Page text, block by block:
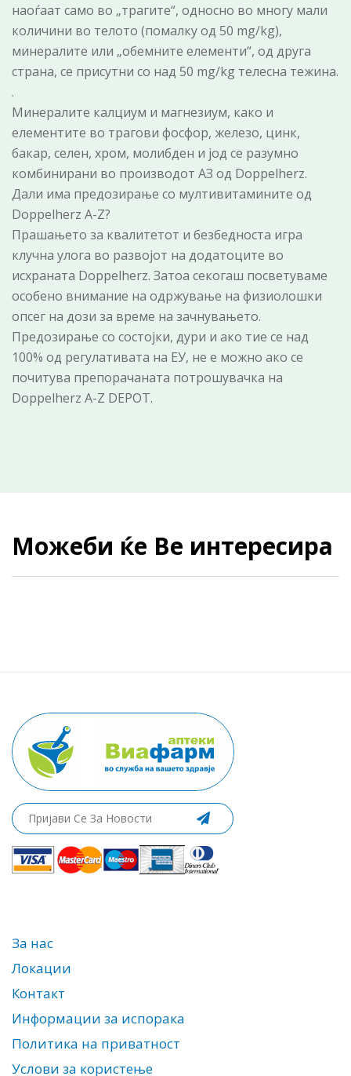
наоѓаат само во „трагите“, односно во многу мали
количини во телото (помалку од 50 mg/kg),
минералите или „обемните елементи“, од друга
страна, се присутни со над 50 mg/kg телесна тежина.
.
Минералите калциум и магнезиум, како и
елементите во трагови фосфор, железо, цинк,
бакар, селен, хром, молибден и јод се разумно
комбинирани во производот АЗ од Doppelherz.
Дали има предозирање со мултивитамините од
Doppelherz A-Z?
Прашањето за квалитетот и безбедноста игра
клучна улога во развојот на додатоците во
исхраната Doppelherz. Затоа секогаш посветуваме
особено внимание на одржување на физиолошки
опсег на дози за време на зачнувањето.
Предозирање со состојки, дури и ако тие се над
100% од регулативата на ЕУ, не е можно ако се
почитува препорачаната потрошувачка на
Doppelherz A-Z DEPOT.
Можеби ќе Ве интересира
За нас
Локации
Контакт
Информации за испорака
Политика на приватност
Услови за користење